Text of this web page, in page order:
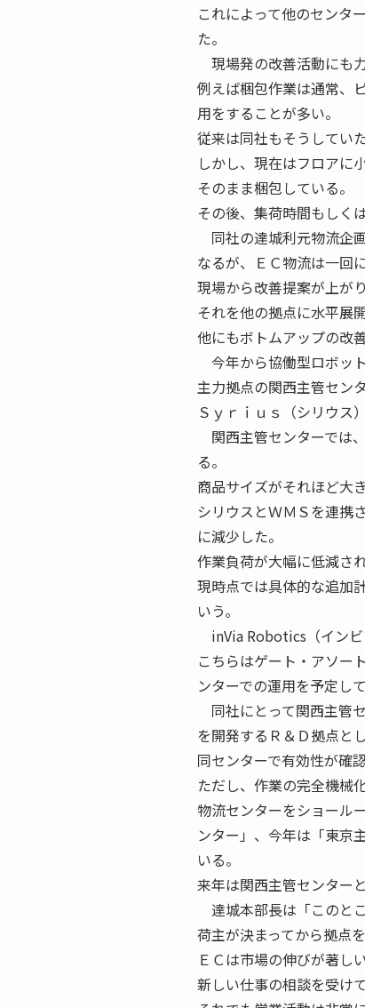
これによって他のセンタ
た。
現場発の改善活動にも
例えば梱包作業は通常、
用をすることが多い。
従来は同社もそうしていた
しかし、現在はフロアに
そのまま梱包している。
その後、集荷時間もしく
同社の達城利元物流企
なるが、ＥＣ物流は一回
現場から改善提案が上が
それを他の拠点に水平展
他にもボトムアップの改
今年から協働型ロボッ
主力拠点の関西主管セン
Ｓｙｒｉｕｓ（シリウス
関西主管センターでは
る。
商品サイズがそれほど大
シリウスとＷＭＳを連携
に減少した。
作業負荷が大幅に低減さ
現時点では具体的な追加
いう。
inVia Robotics（インビ
こちらはゲート・アソー
ンターでの運用を予定して
同社にとって関西主管
を開発するＲ＆Ｄ拠点と
同センターで有効性が確
ただし、作業の完全機械
物流センターをショール
ンター」、今年は「東京
いる。
来年は関西主管センター
達城本部長は「このと
荷主が決まってから拠点
ＥＣは市場の伸びが著しい
新しい仕事の相談を受け